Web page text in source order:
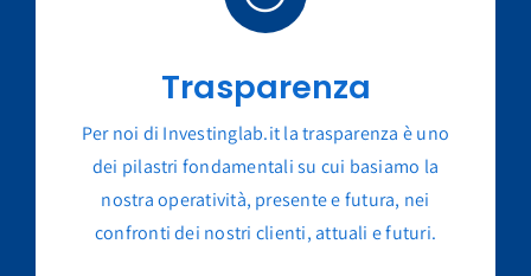
Trasparenza
Per noi di Investinglab.it la trasparenza è uno
dei pilastri fondamentali su cui basiamo la
nostra operatività, presente e futura, nei
confronti dei nostri clienti, attuali e futuri.